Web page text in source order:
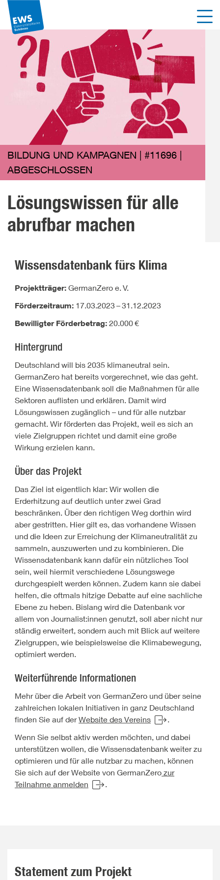
Direkt
zum
Inhalt
springen
BILDUNG UND KAMPAGNEN | #11696 |
ABGESCHLOSSEN
Lösungswissen für alle
abrufbar machen
Wissensdatenbank fürs Klima
Projektträger: GermanZero e. V.
Förderzeitraum: 17.03.2023 –31.12.2023
Bewilligter Förderbetrag: 20.000€
Hintergrund
Deutschland will bis 2035 klimaneutral sein.
GermanZero hat bereits vorgerechnet, wie das geht.
Eine Wissensdatenbank soll die Maßnahmen für alle
Sektoren auflisten und erklären. Damit wird
Lösungswissen zugänglich – und für alle nutzbar
gemacht. Wir förderten das Projekt, weil es sich an
viele Zielgruppen richtet und damit eine große
Wirkung erzielen kann.
Über das Projekt
Das Ziel ist eigentlich klar: Wir wollen die
Erderhitzung auf deutlich unter zwei Grad
beschränken. Über den richtigen Weg dorthin wird
aber gestritten. Hier gilt es, das vorhandene Wissen
und die Ideen zur Erreichung der Klimaneutralität zu
sammeln, auszuwerten und zu kombinieren. Die
Wissensdatenbank kann dafür ein nützliches Tool
sein, weil hiermit verschiedene Lösungswege
durchgespielt werden können. Zudem kann sie dabei
helfen, die oftmals hitzige Debatte auf eine sachliche
Ebene zu heben. Bislang wird die Datenbank vor
allem von Journalist:innen genutzt, soll aber nicht nur
ständig erweitert, sondern auch mit Blick auf weitere
Zielgruppen, wie beispielsweise die Klimabewegung,
optimiert werden.
Weiterführende Informationen
Mehr über die Arbeit von GermanZero und über seine
zahlreichen lokalen Initiativen in ganz Deutschland
finden Sie auf derWebsite des Vereins
.
Wenn Sie selbst aktiv werden möchten, und dabei
unterstützen wollen, die Wissensdatenbank weiter zu
optimieren und für alle nutzbar zu machen, können
Sie sich auf der Website von GermanZero zur
Teilnahme anmelden
.
Statement zum Projekt